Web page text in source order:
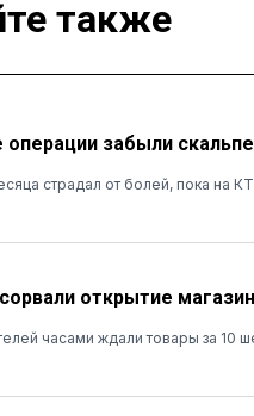
также
операции забыли
страдал от болей, пока на
открытие
часами ждали товары за 10